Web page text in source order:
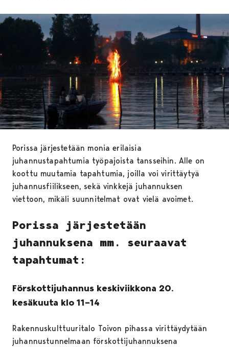
Porissa järjestetään monia erilaisia
juhannustapahtumia työpajoista tansseihin. Alle on
koottu muutamia tapahtumia, joilla voi virittäytyä
juhannusfiilikseen, sekä vinkkejä juhannuksen
viettoon, mikäli suunnitelmat ovat vielä avoimet.
Porissa järjestetään
juhannuksena mm. seuraavat
tapahtumat:
Förskottijuhannus keskiviikkona 20.
kesäkuuta klo 11–14
Rakennuskulttuuritalo Toivon pihassa virittäydytään
juhannustunnelmaan förskottijuhannuksena